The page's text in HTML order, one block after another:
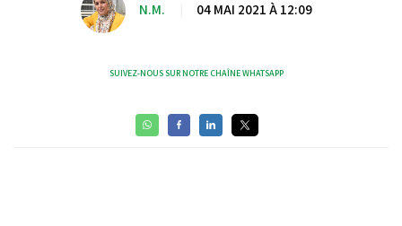
N.M. 04 MAI 2021 À 12:09
SUIVEZ-NOUS SUR NOTRE CHAÎNE WHATSAPP